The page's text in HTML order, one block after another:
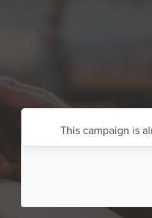
This campaign is